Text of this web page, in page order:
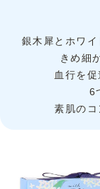
銀木犀とホワイ
きめ細
血行を
6
素肌のコ